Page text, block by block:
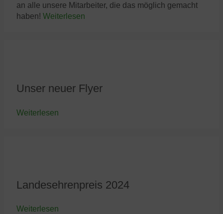
an alle unsere Mitarbeiter, die das möglich gemacht
haben! Weiterlesen
Unser neuer Flyer
Weiterlesen
Landesehrenpreis 2024
Weiterlesen